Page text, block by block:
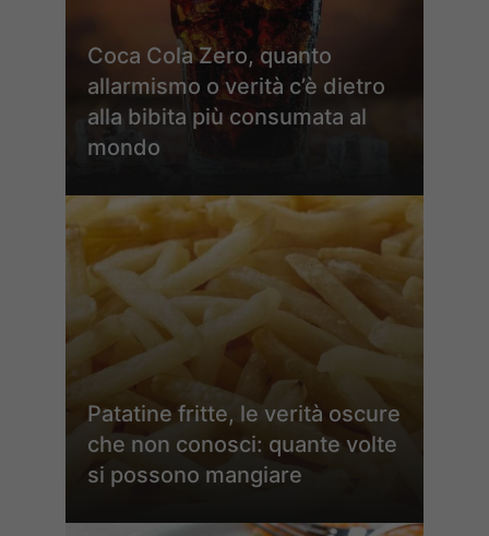
Coca Cola Zero, quanto
allarmismo o verità c’è dietro
alla bibita più consumata al
mondo
Patatine fritte, le verità oscure
che non conosci: quante volte
si possono mangiare